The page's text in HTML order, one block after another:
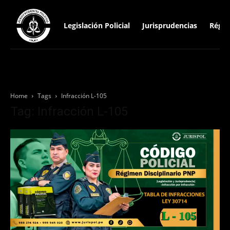
Legislación Policial Jurisprudencias
Home Tags Infracción L-105